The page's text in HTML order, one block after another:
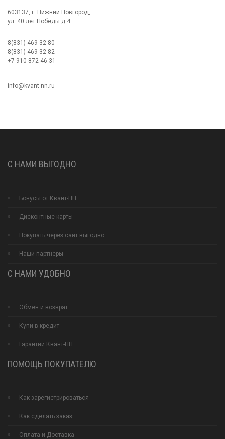
603137, г. Нижний Новгород,
ул. 40 лет Победы д.4
8(831) 469-32-80
8(831) 469-32-82
+7-910-872-46-31
info@kvant-nn.ru
С НАМИ ВЫГОДНО
Бонусы от Квант-НН
Дисконтные карты
Покупать через сайт выгодно
Наши партнеры
С НАМИ УДОБНО
Обмен и возврат
Купи в кредит
Гарантии Квант-НН
ПОМОЩЬ ПОКУПАТЕЛЮ
Как зарегистрироваться
Как сделать заказ
Оплата и Доставка